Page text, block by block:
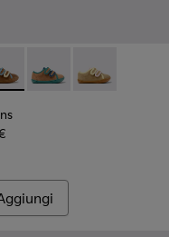
pelle bianca per
024
- K800666-008 -
Twins - K800666-
Twins -